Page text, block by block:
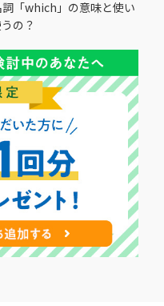
詞「which」の意味と使い
の？